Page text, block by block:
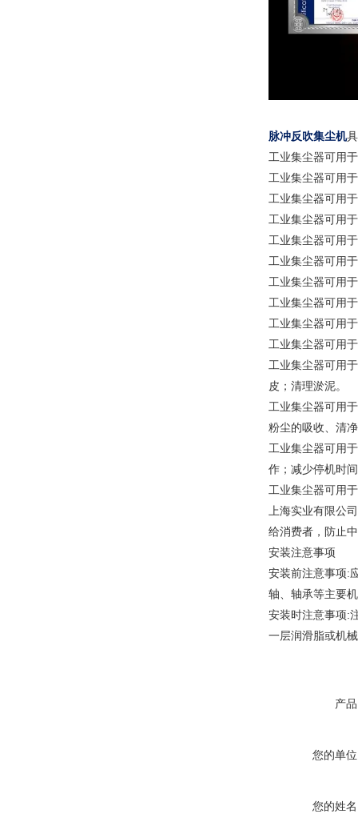
脉冲反吹集尘机
工业集尘器可用
工业集尘器可用
工业集尘器可用
工业集尘器可用
工业集尘器可用
工业集尘器可用
工业集尘器可用
工业集尘器可用
工业集尘器可用
工业集尘器可用
工业集尘器可用
皮；清理淤泥。
工业集尘器可用
粉尘的吸收、清
工业集尘器可用
作；减少停机时
工业集尘器可用
上海实业有限公
给消费者，防止
安装注意事项
安装前注意事项:
轴、轴承等主要
安装时注意事项:
一层润滑脂或机
产
您的单
您的姓